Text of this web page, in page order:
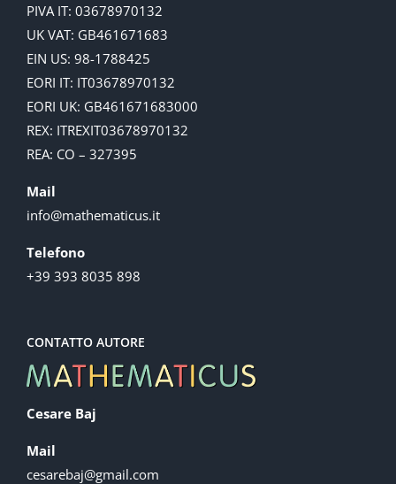
PIVA IT: 03678970132
UK VAT: GB461671683
EIN US: 98-1788425
EORI IT: IT03678970132
EORI UK: GB461671683000
REX: ITREXIT03678970132
REA: CO – 327395
Mail
info@mathematicus.it
Telefono
+39 393 8035 898
CONTATTO AUTORE
Cesare Baj
Mail
cesarebaj@gmail.com